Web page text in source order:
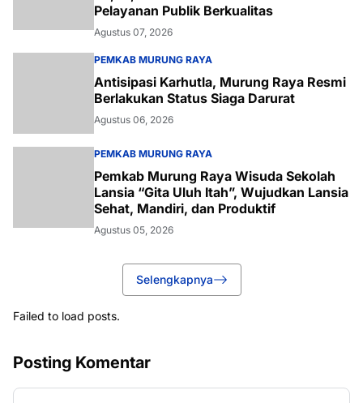
Pelayanan Publik Berkualitas
Agustus 07, 2026
PEMKAB MURUNG RAYA
Antisipasi Karhutla, Murung Raya Resmi
Berlakukan Status Siaga Darurat
Agustus 06, 2026
PEMKAB MURUNG RAYA
Pemkab Murung Raya Wisuda Sekolah
Lansia “Gita Uluh Itah”, Wujudkan Lansia
Sehat, Mandiri, dan Produktif
Agustus 05, 2026
Selengkapnya
Failed to load posts.
Posting Komentar